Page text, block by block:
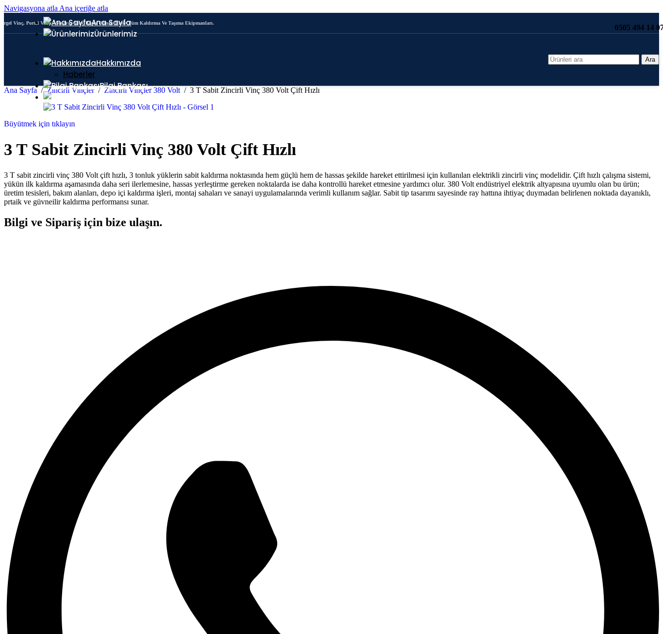
Navigasyona atla Ana içeriğe atla
Vinç, Portal Vinç, Monoray Vinç Başta Olmak Üzere Tüm Kaldırma Ve Taşıma Ekipmanları. 0505 494 14
Ana Sayfa
Ürünlerimiz
Hakkımızda
Haberler
Bilgi Bankası
İletişim
Ara
Ana Sayfa / Zincirli Vinçler / Zincirli Vinçler 380 Volt / 3 T Sabit Zincirli Vinç 380 Volt Çift Hızlı
Büyütmek için tıklayın
3 T Sabit Zincirli Vinç 380 Volt Çift Hızlı
3 T sabit zincirli vinç 380 Volt çift hızlı, 3 tonluk yüklerin sabit kaldırma noktasında hem güçlü hem de hassas şekilde hareket ettirilmesi için kullanılan elektrikli zincirli vinç modelidir. Çift hızlı çalışma sistemi,
yükün ilk kaldırma aşamasında daha seri ilerlemesine, hassas yerleştirme gereken noktalarda ise daha kontrollü hareket etmesine yardımcı olur. 380 Volt endüstriyel elektrik altyapısına uyumlu olan bu ürün;
üretim tesisleri, bakım alanları, depo içi kaldırma işleri, montaj sahaları ve sanayi uygulamalarında verimli kullanım sağlar. Sabit tip tasarımı sayesinde ray hattına ihtiyaç duymadan belirlenen noktada dayanıklı,
prtaik ve güvneilir kaldırma performansı sunar.
Bilgi ve Sipariş için bize ulaşın.